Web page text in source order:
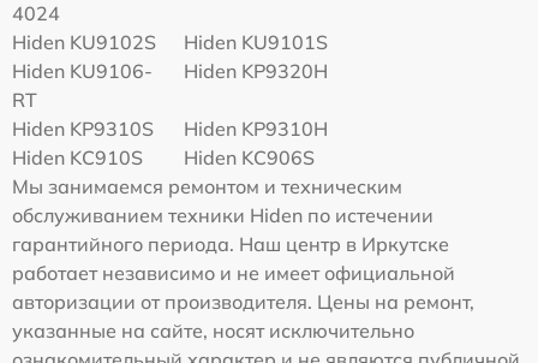
4024
Hiden KU9102S
Hiden KU9101S
Hiden KU9106-
RT
Hiden KP9320H
Hiden KP9310S
Hiden KP9310H
Hiden KC910S
Hiden KC906S
Мы занимаемся ремонтом и техническим
обслуживанием техники Hiden по истечении
гарантийного периода. Наш центр в Иркутске
работает независимо и не имеет официальной
авторизации от производителя. Цены на ремонт,
указанные на сайте, носят исключительно